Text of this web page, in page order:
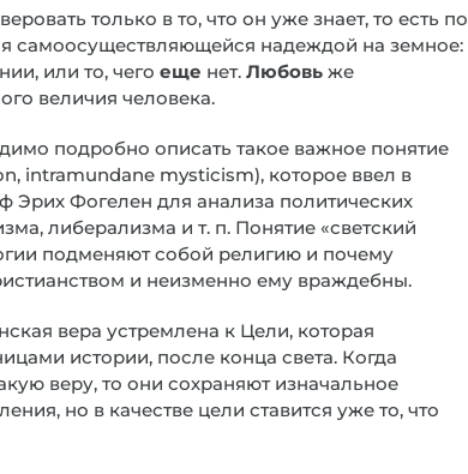
только в то, что он уже знает, то есть по
самоосуществляющейся надеждой на земное:
или то, чего еще нет. Любовь же
величия человека.
подробно описать такое важное понятие
intramundane mysticism), которое ввел в
Эрих Фогелен для анализа политических
либерализма и т. п. Понятие «светский
подменяют собой религию и почему
и неизменно ему враждебны.
вера устремлена к Цели, которая
истории, после конца света. Когда
веру, то они сохраняют изначальное
но в качестве цели ставится уже то, что